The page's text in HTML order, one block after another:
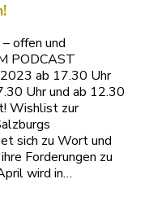
offen und
PODCAST
ab 17.30 Uhr
Uhr und ab 12.30
Wishlist zur
sich zu Wort und
Forderungen zu
wird in…